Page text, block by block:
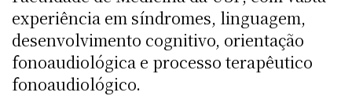
experiência em síndromes, linguagem,
desenvolvimento cognitivo, orientação
fonoaudiológica e processo terapêutico
fonoaudiológico.